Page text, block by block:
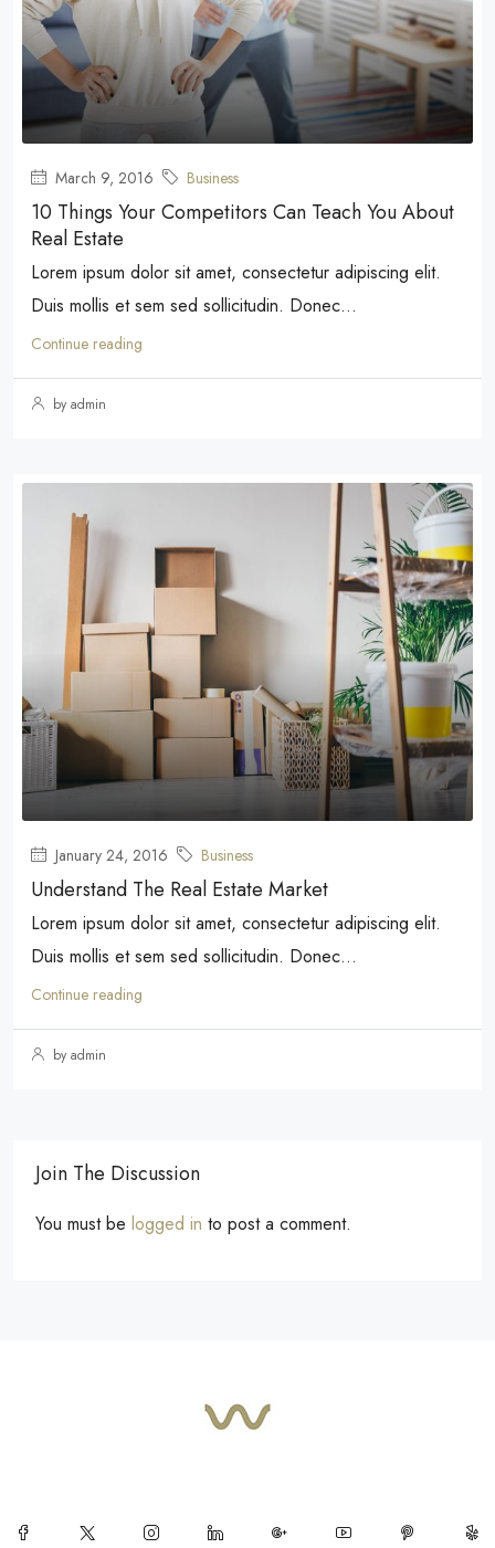
March 9, 2016 Business
10 Things Your Competitors Can Teach You About
Real Estate
Lorem ipsum dolor sit amet, consectetur adipiscing elit.
Duis mollis et sem sed sollicitudin. Donec...
Continue reading
by admin
January 24, 2016 Business
Understand The Real Estate Market
Lorem ipsum dolor sit amet, consectetur adipiscing elit.
Duis mollis et sem sed sollicitudin. Donec...
Continue reading
by admin
Join The Discussion
You must be logged in to post a comment.